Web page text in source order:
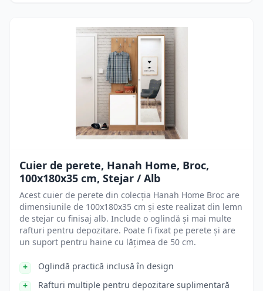
Cuier de perete, Hanah Home, Broc,
100x180x35 cm, Stejar / Alb
Acest cuier de perete din colecția Hanah Home Broc are
dimensiunile de 100x180x35 cm și este realizat din lemn
de stejar cu finisaj alb. Include o oglindă și mai multe
rafturi pentru depozitare. Poate fi fixat pe perete și are
un suport pentru haine cu lățimea de 50 cm.
Oglindă practică inclusă în design
Rafturi multiple pentru depozitare suplimentară